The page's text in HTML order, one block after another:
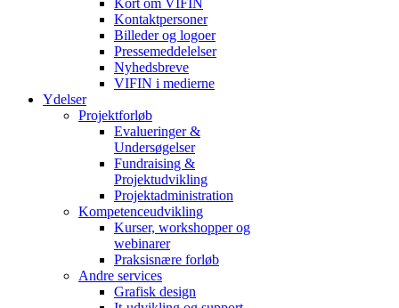
Kontaktpersoner
Billeder og logoer
Pressemeddelelser
Nyhedsbreve
VIFIN i medierne
Ydelser
Projektforløb
Evalueringer &
Undersøgelser
Fundraising &
Projektudvikling
Projektadministration
Kompetenceudvikling
Kurser, workshopper og
webinarer
Praksisnære forløb
Andre services
Grafisk design